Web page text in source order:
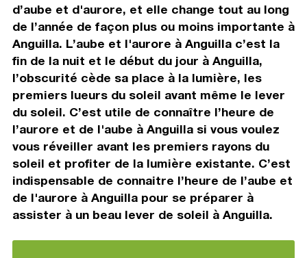
d’aube et d'aurore, et elle change tout au long
de l’année de façon plus ou moins importante à
Anguilla. L’aube et l'aurore à Anguilla c’est la
fin de la nuit et le début du jour à Anguilla,
l’obscurité cède sa place à la lumière, les
premiers lueurs du soleil avant même le lever
du soleil. C’est utile de connaître l’heure de
l’aurore et de l'aube à Anguilla si vous voulez
vous réveiller avant les premiers rayons du
soleil et profiter de la lumière existante. C’est
indispensable de connaitre l’heure de l’aube et
de l'aurore à Anguilla pour se préparer à
assister à un beau lever de soleil à Anguilla.